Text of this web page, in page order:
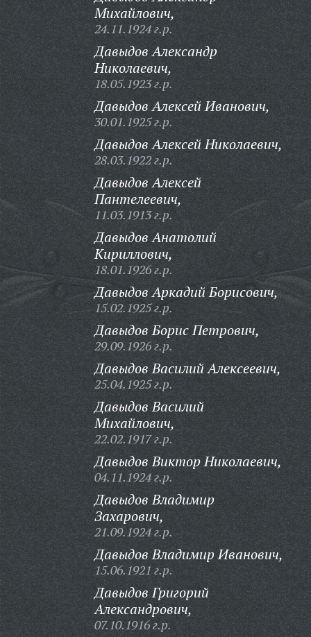
Михайлович,
24.11.1924 г.р.
Давыдов Александр
Николаевич,
18.05.1923 г.р.
Давыдов Алексей Иванович,
30.01.1925 г.р.
Давыдов Алексей Николаевич,
28.03.1922 г.р.
Давыдов Алексей
Пантелеевич,
11.03.1913 г.р.
Давыдов Анатолий
Кириллович,
18.01.1926 г.р.
Давыдов Аркадий Борисович,
15.02.1925 г.р.
Давыдов Борис Петрович,
29.09.1926 г.р.
Давыдов Василий Алексеевич,
25.04.1925 г.р.
Давыдов Василий
Михайлович,
22.02.1917 г.р.
Давыдов Виктор Николаевич,
04.11.1924 г.р.
Давыдов Владимир
Захарович,
21.09.1924 г.р.
Давыдов Владимир Иванович,
15.06.1921 г.р.
Давыдов Григорий
Александрович,
07.10.1916 г.р.